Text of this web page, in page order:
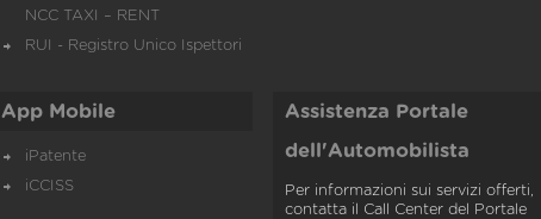
NCC TAXI – RENT
RUI - Registro Unico Ispettori
App Mobile
iPatente
iCCISS
Assistenza Portale
dell'Automobilista
Per informazioni sui servizi offerti,
contatta il Call Center del Portale